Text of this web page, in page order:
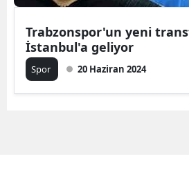
Trabzonspor'un yeni
İstanbul'a geliyor
Spor 20 Haziran 2024